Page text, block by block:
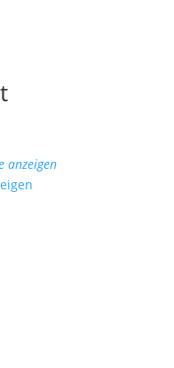
anzeigen